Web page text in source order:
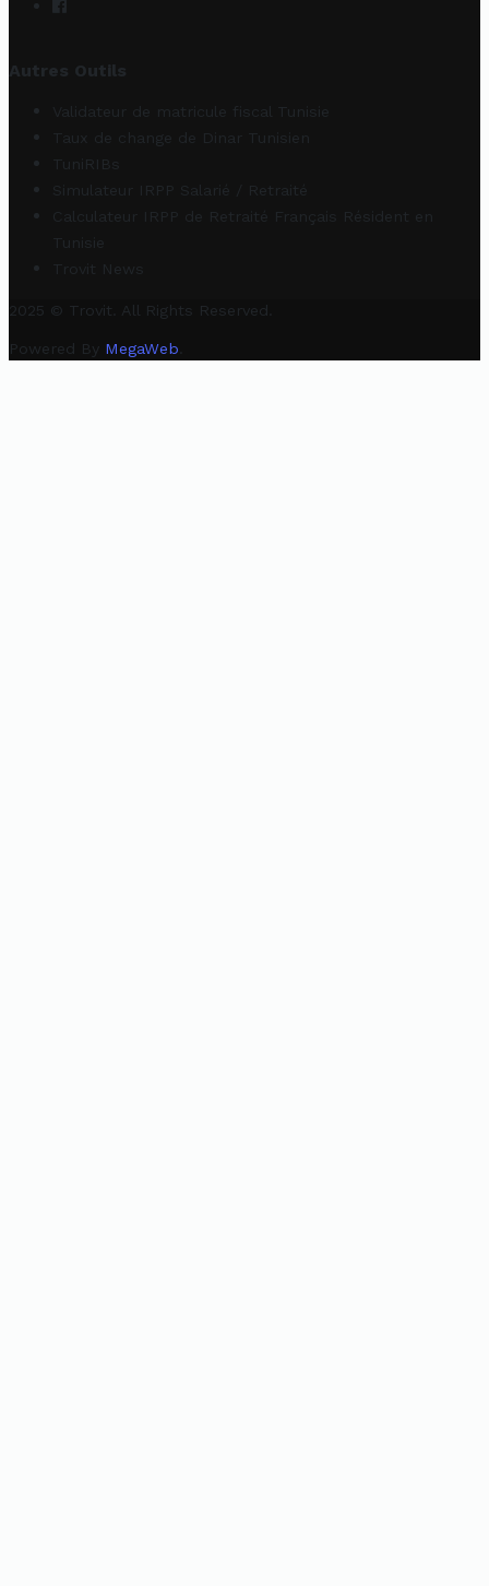
Autres Outils
Validateur de matricule fiscal Tunisie
Taux de change de Dinar Tunisien
TuniRIBs
Simulateur IRPP Salarié / Retraité
Calculateur IRPP de Retraité Français Résident en
Tunisie
Trovit News
2025 © Trovit. All Rights Reserved.
Powered By MegaWeb